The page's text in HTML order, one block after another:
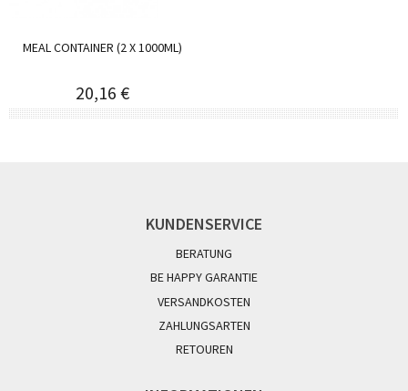
MEAL CONTAINER (2 X 1000ML)
20,16 €
KUNDENSERVICE
BERATUNG
BE HAPPY GARANTIE
VERSANDKOSTEN
ZAHLUNGSARTEN
RETOUREN